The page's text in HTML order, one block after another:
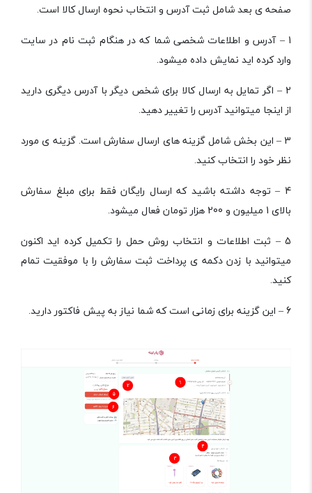
صفحه ی بعد شامل ثبت آدرس و انتخاب نحوه ارسال کالا است.
1 – آدرس و اطلاعات شخصی شما که در هنگام ثبت نام در سایت
وارد کرده اید نمایش داده میشود.
2 – اگر تمایل به ارسال کالا برای شخص دیگر با آدرس دیگری دارید
از اینجا میتوانید آدرس را تغییر دهید.
3 – این بخش شامل گزینه های ارسال سفارش است. گزینه ی مورد
نظر خود را انتخاب کنید.
4 – توجه داشته باشید که ارسال رایگان فقط برای مبلغ سفارش
بالای 1 میلیون و 200 هزار تومان فعال میشود.
5 – ثبت اطلاعات و انتخاب روش حمل را تکمیل کرده اید اکنون
میتوانید با زدن دکمه ی پرداخت ثبت سفارش را با موفقیت تمام
کنید.
6 – این گزینه برای زمانی است که شما نیاز به پیش فاکتور دارید.